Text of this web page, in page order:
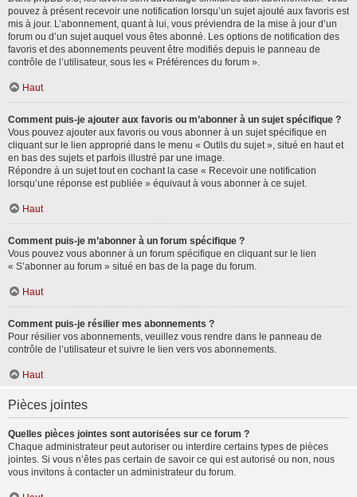
pouvez à présent recevoir une notification lorsqu’un sujet ajouté aux favoris est
mis à jour. L’abonnement, quant à lui, vous préviendra de la mise à jour d’un
forum ou d’un sujet auquel vous êtes abonné. Les options de notification des
favoris et des abonnements peuvent être modifiés depuis le panneau de
contrôle de l’utilisateur, sous les « Préférences du forum ».
Haut
Comment puis-je ajouter aux favoris ou m’abonner à un sujet spécifique ?
Vous pouvez ajouter aux favoris ou vous abonner à un sujet spécifique en
cliquant sur le lien approprié dans le menu « Outils du sujet », situé en haut et
en bas des sujets et parfois illustré par une image.
Répondre à un sujet tout en cochant la case « Recevoir une notification
lorsqu’une réponse est publiée » équivaut à vous abonner à ce sujet.
Haut
Comment puis-je m’abonner à un forum spécifique ?
Vous pouvez vous abonner à un forum spécifique en cliquant sur le lien
« S’abonner au forum » situé en bas de la page du forum.
Haut
Comment puis-je résilier mes abonnements ?
Pour résilier vos abonnements, veuillez vous rendre dans le panneau de
contrôle de l’utilisateur et suivre le lien vers vos abonnements.
Haut
Pièces jointes
Quelles pièces jointes sont autorisées sur ce forum ?
Chaque administrateur peut autoriser ou interdire certains types de pièces
jointes. Si vous n’êtes pas certain de savoir ce qui est autorisé ou non, nous
vous invitons à contacter un administrateur du forum.